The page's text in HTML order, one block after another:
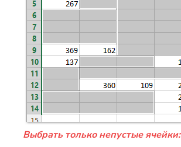
Выбрать только непустые ячейки: